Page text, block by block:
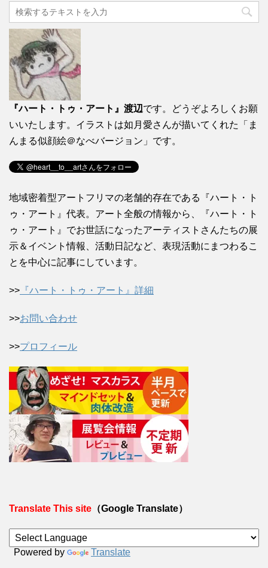
『ハート・トゥ・アート』渡辺です。どうぞよろしくお願
いいたします。イラストは如月愛さんが描いてくれた「ま
んまる似顔絵＠なべバージョン」です。
地域密着型アートフリマの老舗的存在である『ハート・ト
ゥ・アート』代表。アート全般の情報から、『ハート・ト
ゥ・アート』でお世話になったアーティストさんたちの展
示＆イベント情報、活動日記など、表現活動にまつわるこ
とを中心に記事にしています。
>> 『ハート・トゥ・アート』詳細
>>お問い合わせ
>>プロフィール
Translate This site （Google Translate）
Powered by Translate